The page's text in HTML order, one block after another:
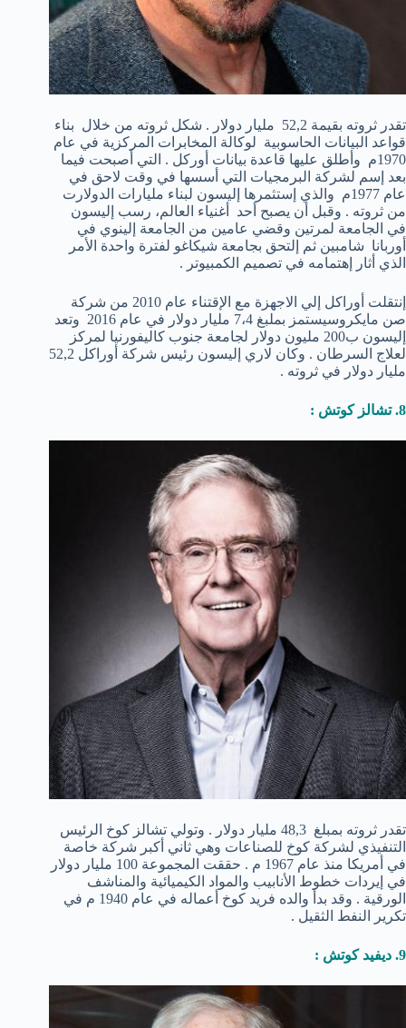
تقدر ثروته بقيمة 52,2 مليار دولار . شكل ثروته من خلال بناء
قواعد البيانات الحاسوبية لوكالة المخابرات المركزية في عام
1970م وأطلق عليها قاعدة بيانات أوركل . التي أصبحت فيما
بعد إسم لشركة البرمجيات التي أسسها في وقت لاحق في
عام 1977م والذي إستثمرها إليسون لبناء مليارات الدولارت
من ثروته . وقبل أن يصبح أحد أغنياء العالم، رسب إليسون
في الجامعة لمرتين وقضي عامين من الجامعة إلينوي في
أوربانا شامبين ثم إلتحق بجامعة شيكاغو لفترة واحدة الأمر
الذي أثار إهتمامه في تصميم الكمبيوتر .
إنتقلت أوراكل إلي الاجهزة مع الإقتناء عام 2010 من شركة
صن مايكروسيستمز بملبغ 7،4 مليار دولار في عام 2016 وتعد
إليسون ب200 مليون دولار لجامعة جنوب كاليفورنيا لمركز
لعلاج السرطان . وكان لاري إليسون رئيس شركة أوراكل 52,2
مليار دولار في ثروته .
8. تشالز كوتش :
تقدر ثروته بمبلغ 48,3 مليار دولار . وتولي تشالز كوخ الرئيس
التنفيذي لشركة كوخ للصناعات وهي ثاني أكبر شركة خاصة
في أمريكا منذ عام 1967 م . حققت المجموعة 100 مليار دولار
في إيردات خطوط الأنابيب والمواد الكيميائية والمناشف
الورقية . وقد بدأ والده فريد كوخ أعماله في عام 1940 م في
تكرير النفط الثقيل .
9. ديفيد كوتش :